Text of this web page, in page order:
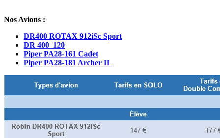
Nos Avions :
DR400 ROTAX 912iSc Sport
DR 400 120
Piper PA28-161 Cadet
Piper PA28-181 Archer II